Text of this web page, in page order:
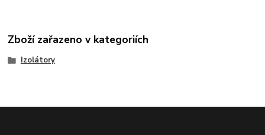
Zboží zařazeno v kategoriích
Izolátory